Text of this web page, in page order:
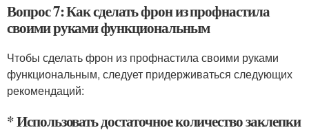
Вопрос 7: Как сделать фрон из профнастила
своими руками функциональным
Чтобы сделать фрон из профнастила своими руками
функциональным, следует придерживаться следующих
рекомендаций:
* Использовать достаточное количество заклепки